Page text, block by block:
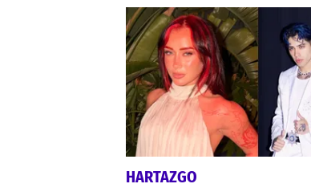
HARTAZGO